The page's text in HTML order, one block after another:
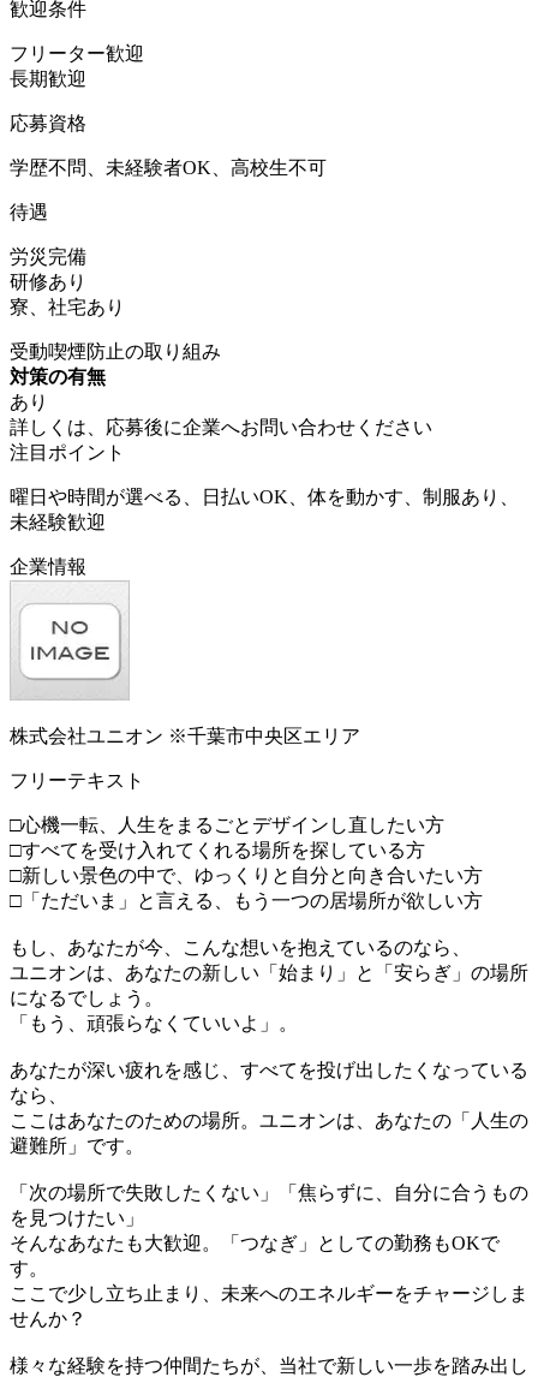
歓迎条件
フリーター歓迎
長期歓迎
応募資格
学歴不問、未経験者OK、高校生不可
待遇
労災完備
研修あり
寮、社宅あり
受動喫煙防止の取り組み
対策の有無
あり
詳しくは、応募後に企業へお問い合わせください
注目ポイント
曜日や時間が選べる、日払いOK、体を動かす、制服あり、
未経験歓迎
企業情報
株式会社ユニオン ※千葉市中央区エリア
フリーテキスト
□心機一転、人生をまるごとデザインし直したい方
□すべてを受け入れてくれる場所を探している方
□新しい景色の中で、ゆっくりと自分と向き合いたい方
□「ただいま」と言える、もう一つの居場所が欲しい方
もし、あなたが今、こんな想いを抱えているのなら、
ユニオンは、あなたの新しい「始まり」と「安らぎ」の場所
になるでしょう。
「もう、頑張らなくていいよ」。
あなたが深い疲れを感じ、すべてを投げ出したくなっている
なら、
ここはあなたのための場所。ユニオンは、あなたの「人生の
避難所」です。
「次の場所で失敗したくない」「焦らずに、自分に合うもの
を見つけたい」
そんなあなたも大歓迎。「つなぎ」としての勤務もOKで
す。
ここで少し立ち止まり、未来へのエネルギーをチャージしま
せんか？
様々な経験を持つ仲間たちが、当社で新しい一歩を踏み出し